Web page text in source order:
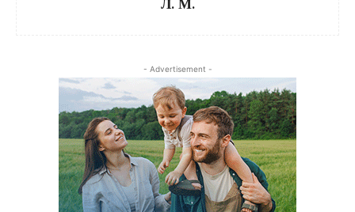
- Advertisement -